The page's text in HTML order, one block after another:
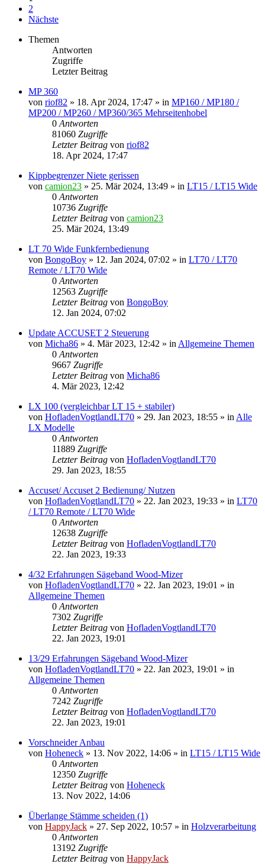
2
Nächste
Themen
Antworten
Zugriffe
Letzter Beitrag
MP 360
von riof82 » 18. Apr 2024, 17:47 » in MP160 / MP180 /
MP200 / MP260 / MP360/365 Mehrseitenhobel
0 Antworten
81060 Zugriffe
Letzter Beitrag von riof82
18. Apr 2024, 17:47
Kippbegrenzer Niete gerissen
von camion23 » 25. Mär 2024, 13:49 » in LT15 / LT15 Wide
0 Antworten
10736 Zugriffe
Letzter Beitrag von camion23
25. Mär 2024, 13:49
LT 70 Wide Funkfernbedienung
von BongoBoy » 12. Jan 2024, 07:02 » in LT70 / LT70
Remote / LT70 Wide
0 Antworten
12563 Zugriffe
Letzter Beitrag von BongoBoy
12. Jan 2024, 07:02
Update ACCUSET 2 Steuerung
von Micha86 » 4. Mär 2023, 12:42 » in Allgemeine Themen
0 Antworten
9667 Zugriffe
Letzter Beitrag von Micha86
4. Mär 2023, 12:42
LX 100 (vergleichbar LT 15 + stabiler)
von HofladenVogtlandLT70 » 29. Jan 2023, 18:55 » in Alle
LX Modelle
0 Antworten
11889 Zugriffe
Letzter Beitrag von HofladenVogtlandLT70
29. Jan 2023, 18:55
Accuset/ Accuset 2 Bedienung/ Nutzen
von HofladenVogtlandLT70 » 22. Jan 2023, 19:33 » in LT70
/ LT70 Remote / LT70 Wide
0 Antworten
12638 Zugriffe
Letzter Beitrag von HofladenVogtlandLT70
22. Jan 2023, 19:33
4/32 Erfahrungen Sägeband Wood-Mizer
von HofladenVogtlandLT70 » 22. Jan 2023, 19:01 » in
Allgemeine Themen
0 Antworten
7302 Zugriffe
Letzter Beitrag von HofladenVogtlandLT70
22. Jan 2023, 19:01
13/29 Erfahrungen Sägeband Wood-Mizer
von HofladenVogtlandLT70 » 22. Jan 2023, 19:01 » in
Allgemeine Themen
0 Antworten
7242 Zugriffe
Letzter Beitrag von HofladenVogtlandLT70
22. Jan 2023, 19:01
Vorschneider Anbau
von Hoheneck » 13. Nov 2022, 14:06 » in LT15 / LT15 Wide
0 Antworten
12350 Zugriffe
Letzter Beitrag von Hoheneck
13. Nov 2022, 14:06
Überlange Stämme scheiden (1)
von HappyJack » 27. Sep 2022, 10:57 » in Holzverarbeitung
0 Antworten
13192 Zugriffe
Letzter Beitrag von HappyJack